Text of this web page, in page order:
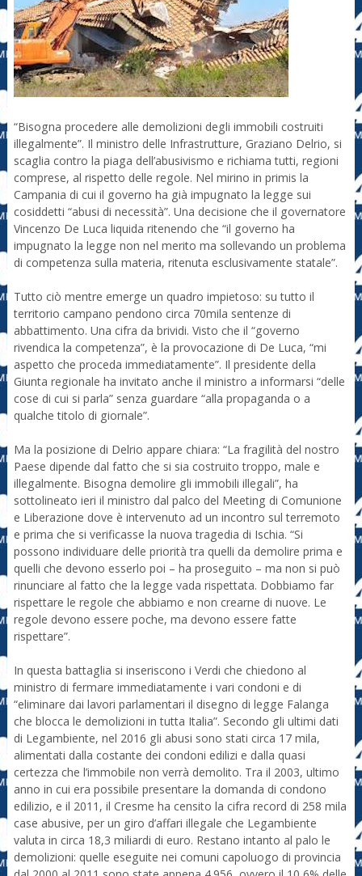
“Bisogna procedere alle demolizioni degli immobili costruiti
illegalmente”. Il ministro delle Infrastrutture, Graziano Delrio, si
scaglia contro la piaga dell’abusivismo e richiama tutti, regioni
comprese, al rispetto delle regole. Nel mirino in primis la
Campania di cui il governo ha già impugnato la legge sui
cosiddetti “abusi di necessità”. Una decisione che il governatore
Vincenzo De Luca liquida ritenendo che “il governo ha
impugnato la legge non nel merito ma sollevando un problema
di competenza sulla materia, ritenuta esclusivamente statale”.
Tutto ciò mentre emerge un quadro impietoso: su tutto il
territorio campano pendono circa 70mila sentenze di
abbattimento. Una cifra da brividi. Visto che il “governo
rivendica la competenza”, è la provocazione di De Luca, “mi
aspetto che proceda immediatamente”. Il presidente della
Giunta regionale ha invitato anche il ministro a informarsi “delle
cose di cui si parla” senza guardare “alla propaganda o a
qualche titolo di giornale”.
Ma la posizione di Delrio appare chiara: “La fragilità del nostro
Paese dipende dal fatto che si sia costruito troppo, male e
illegalmente. Bisogna demolire gli immobili illegali”, ha
sottolineato ieri il ministro dal palco del Meeting di Comunione
e Liberazione dove è intervenuto ad un incontro sul terremoto
e prima che si verificasse la nuova tragedia di Ischia. “Si
possono individuare delle priorità tra quelli da demolire prima e
quelli che devono esserlo poi – ha proseguito – ma non si può
rinunciare al fatto che la legge vada rispettata. Dobbiamo far
rispettare le regole che abbiamo e non crearne di nuove. Le
regole devono essere poche, ma devono essere fatte
rispettare”.
In questa battaglia si inseriscono i Verdi che chiedono al
ministro di fermare immediatamente i vari condoni e di
“eliminare dai lavori parlamentari il disegno di legge Falanga
che blocca le demolizioni in tutta Italia”. Secondo gli ultimi dati
di Legambiente, nel 2016 gli abusi sono stati circa 17 mila,
alimentati dalla costante dei condoni edilizi e dalla quasi
certezza che l’immobile non verrà demolito. Tra il 2003, ultimo
anno in cui era possibile presentare la domanda di condono
edilizio, e il 2011, il Cresme ha censito la cifra record di 258 mila
case abusive, per un giro d’affari illegale che Legambiente
valuta in circa 18,3 miliardi di euro. Restano intanto al palo le
demolizioni: quelle eseguite nei comuni capoluogo di provincia